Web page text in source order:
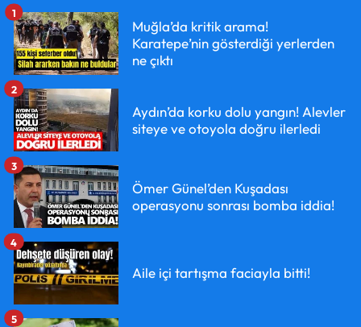
Muğla’da kritik arama!
Karatepe’nin gösterdiği yerlerden
ne çıktı
1
Aydın’da korku dolu yangın! Alevler
siteye ve otoyola doğru ilerledi
2
Ömer Günel’den Kuşadası
operasyonu sonrası bomba iddia!
3
Aile içi tartışma faciayla bitti!
4
5